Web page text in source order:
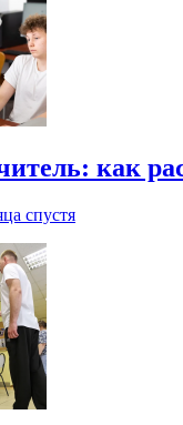
как
спустя